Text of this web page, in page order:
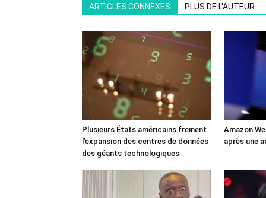
ARTICLES CONNEXES PLUS DE L'AUTEUR
Plusieurs États américains freinent
l’expansion des centres de données
des géants technologiques
Amazon
après une